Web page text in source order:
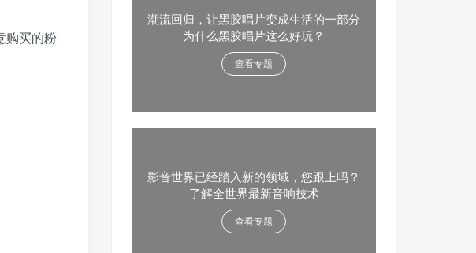
购买的粉
潮流回归，让黑胶唱片变成生活的一部分
为什么黑胶唱片这么好玩？
查看专题
影音世界已经踏入新的领域，您跟上吗？
了解全世界最新音响技术
查看专题